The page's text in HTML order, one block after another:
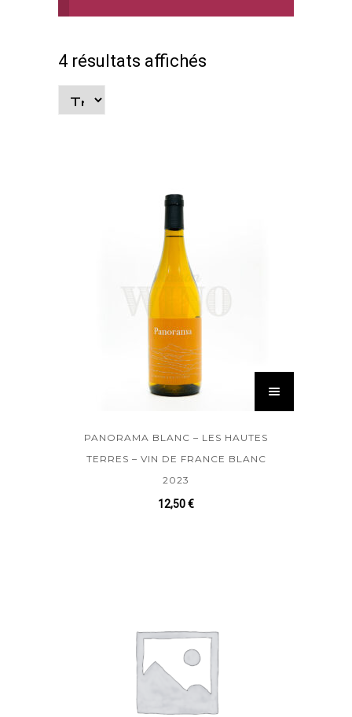
4 résultats affichés
PANORAMA BLANC – LES HAUTES
TERRES – VIN DE FRANCE BLANC
2023
12,50€